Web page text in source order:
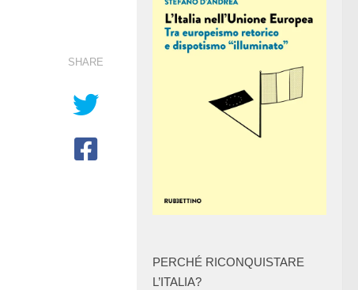
SHARE
PERCHÉ RICONQUISTARE
L’ITALIA?